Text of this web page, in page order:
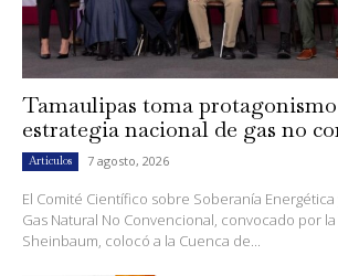
Tamaulipas toma
estrategia nacional de gas no
Artículos 7 agosto, 2026
El Comité Científico sobre Soberanía
Gas Natural No Convencional, convocado por
Sheinbaum, colocó a la Cuenca de...